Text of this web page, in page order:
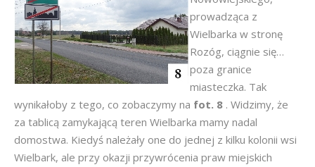
prowadząca z
Wielbarka w stronę
Rozóg, ciągnie się…
poza granice
miasteczka. Tak
wynikałoby z tego, co zobaczymy na fot. 8 . Widzimy, że
za tablicą zamykającą teren Wielbarka mamy nadal
domostwa. Kiedyś należały one do jednej z kilku kolonii wsi
Wielbark, ale przy okazji przywrócenia praw miejskich